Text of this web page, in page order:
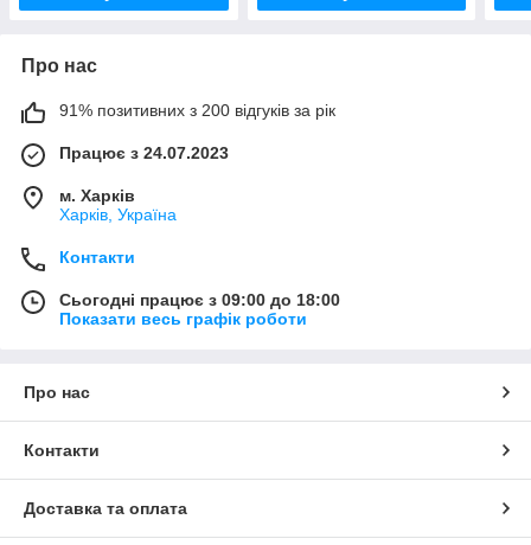
Про нас
91% позитивних з 200 відгуків за рік
Працює з 24.07.2023
м. Харків
Харків, Україна
Контакти
Сьогодні працює з 09:00 до 18:00
Показати весь графік роботи
Про нас
Контакти
Доставка та оплата